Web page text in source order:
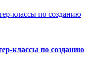
классы по созданию